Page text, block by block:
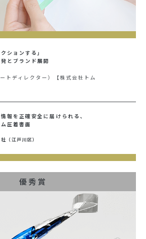
ションする」
とブランド展開
トディレクター）【株式会社トム
報を正確安全に届けられる、
圧着書面
（江戸川区）
優秀賞